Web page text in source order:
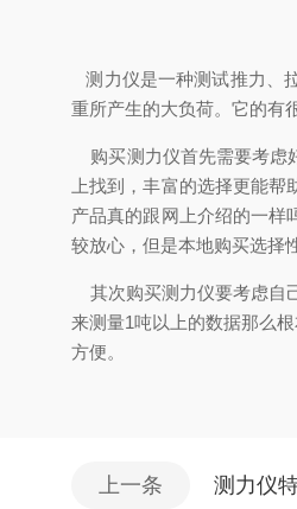
测力仪是一种测试推力、
重所产生的大负荷。它的有
购买测力仪首先需要考虑
上找到，丰富的选择更能
产品真的跟网上介绍的一样
较放心，但是本地购买选择
其次购买测力仪要考虑自
来测量1吨以上的数据那么
方便。
上一条 测力仪